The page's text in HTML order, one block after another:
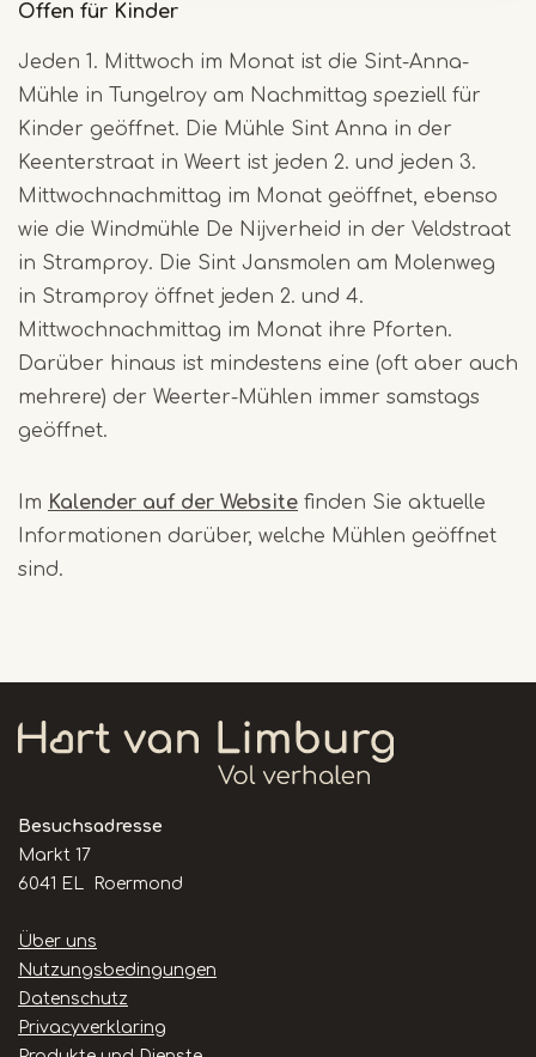
Offen für Kinder
Jeden 1. Mittwoch im Monat ist die Sint-Anna-
Mühle in Tungelroy am Nachmittag speziell für
Kinder geöffnet. Die Mühle Sint Anna in der
Keenterstraat in Weert ist jeden 2. und jeden 3.
Mittwochnachmittag im Monat geöffnet, ebenso
wie die Windmühle De Nijverheid in der Veldstraat
in Stramproy. Die Sint Jansmolen am Molenweg
in Stramproy öffnet jeden 2. und 4.
Mittwochnachmittag im Monat ihre Pforten.
Darüber hinaus ist mindestens eine (oft aber auch
mehrere) der Weerter-Mühlen immer samstags
geöffnet.
Im Kalender auf der Website finden Sie aktuelle
Informationen darüber, welche Mühlen geöffnet
sind.
Besuchsadresse
Markt 17
6041 EL Roermond
Handige
links
Über uns
Nutzungsbedingungen
Datenschutz
Privacyverklaring